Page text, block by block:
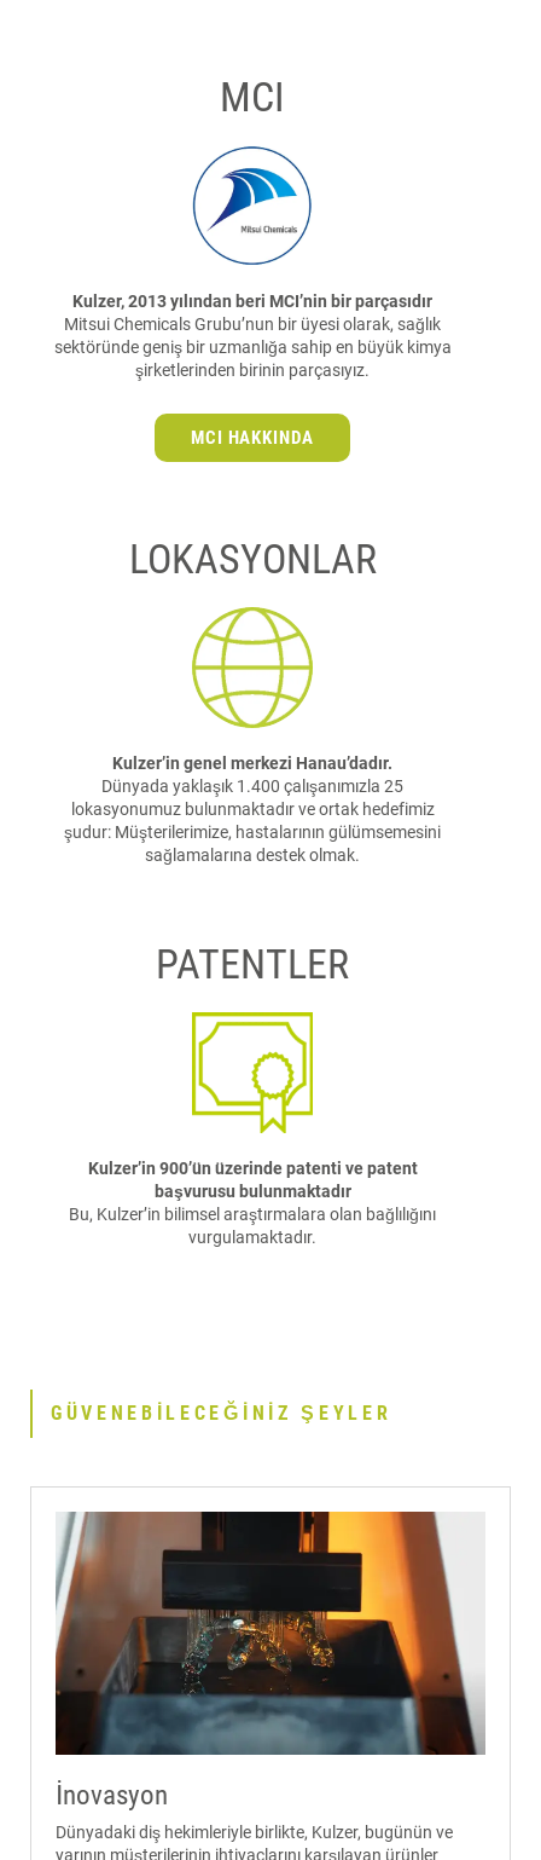
MCI
Kulzer, 2013 yılından beri MCI’nin bir parçasıdır
Mitsui Chemicals Grubu’nun bir üyesi olarak, sağlık
sektöründe geniş bir uzmanlığa sahip en büyük kimya
şirketlerinden birinin parçasıyız.
MCI HAKKINDA
LOKASYONLAR
Kulzer’in genel merkezi Hanau’dadır.
Dünyada yaklaşık 1.400 çalışanımızla 25
lokasyonumuz bulunmaktadır ve ortak hedefimiz
şudur: Müşterilerimize, hastalarının gülümsemesini
sağlamalarına destek olmak.
PATENTLER
Kulzer’in 900’ün üzerinde patenti ve patent
başvurusu bulunmaktadır
Bu, Kulzer’in bilimsel araştırmalara olan bağlılığını
vurgulamaktadır.
GÜVENEBILECEĞINIZ ŞEYLER
İnovasyon
Dünyadaki diş hekimleriyle birlikte, Kulzer, bugünün ve
yarının müşterilerinin ihtiyaçlarını karşılayan ürünler